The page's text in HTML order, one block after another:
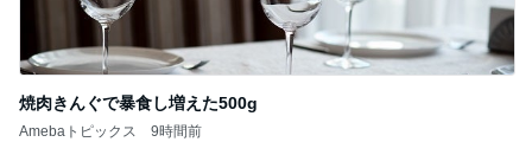
焼肉きんぐで暴食し増えた500g
Amebaトピックス 9時間前